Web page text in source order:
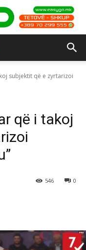
subjektit që e zyrtarizoi
që i takoj
0
546